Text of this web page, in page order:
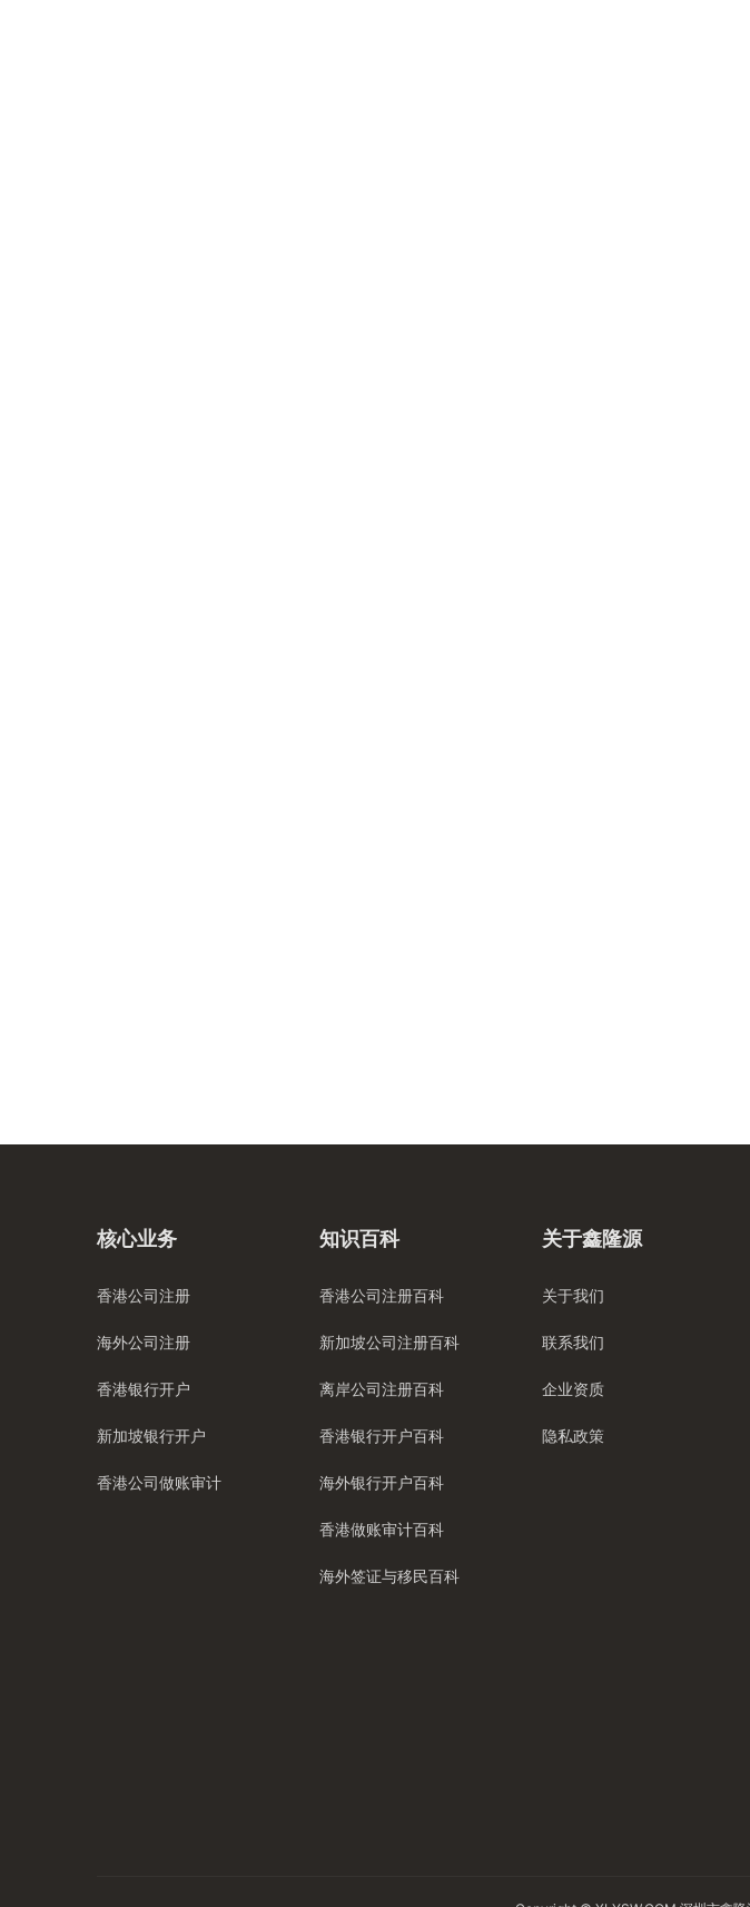
核心业务
香港公司注册
海外公司注册
香港银行开户
新加坡银行开户
香港公司做账审计
知识百科
香港公司注册百科
新加坡公司注册百科
离岸公司注册百科
香港银行开户百科
海外银行开户百科
香港做账审计百科
海外签证与移民百科
关于鑫隆源
关于我们
联系我们
企业资质
隐私政策